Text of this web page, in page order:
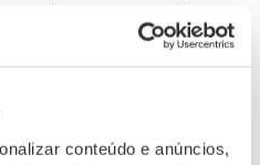
conteúdo e anúncios,
marca OpreX para
industrial (IA) e controle